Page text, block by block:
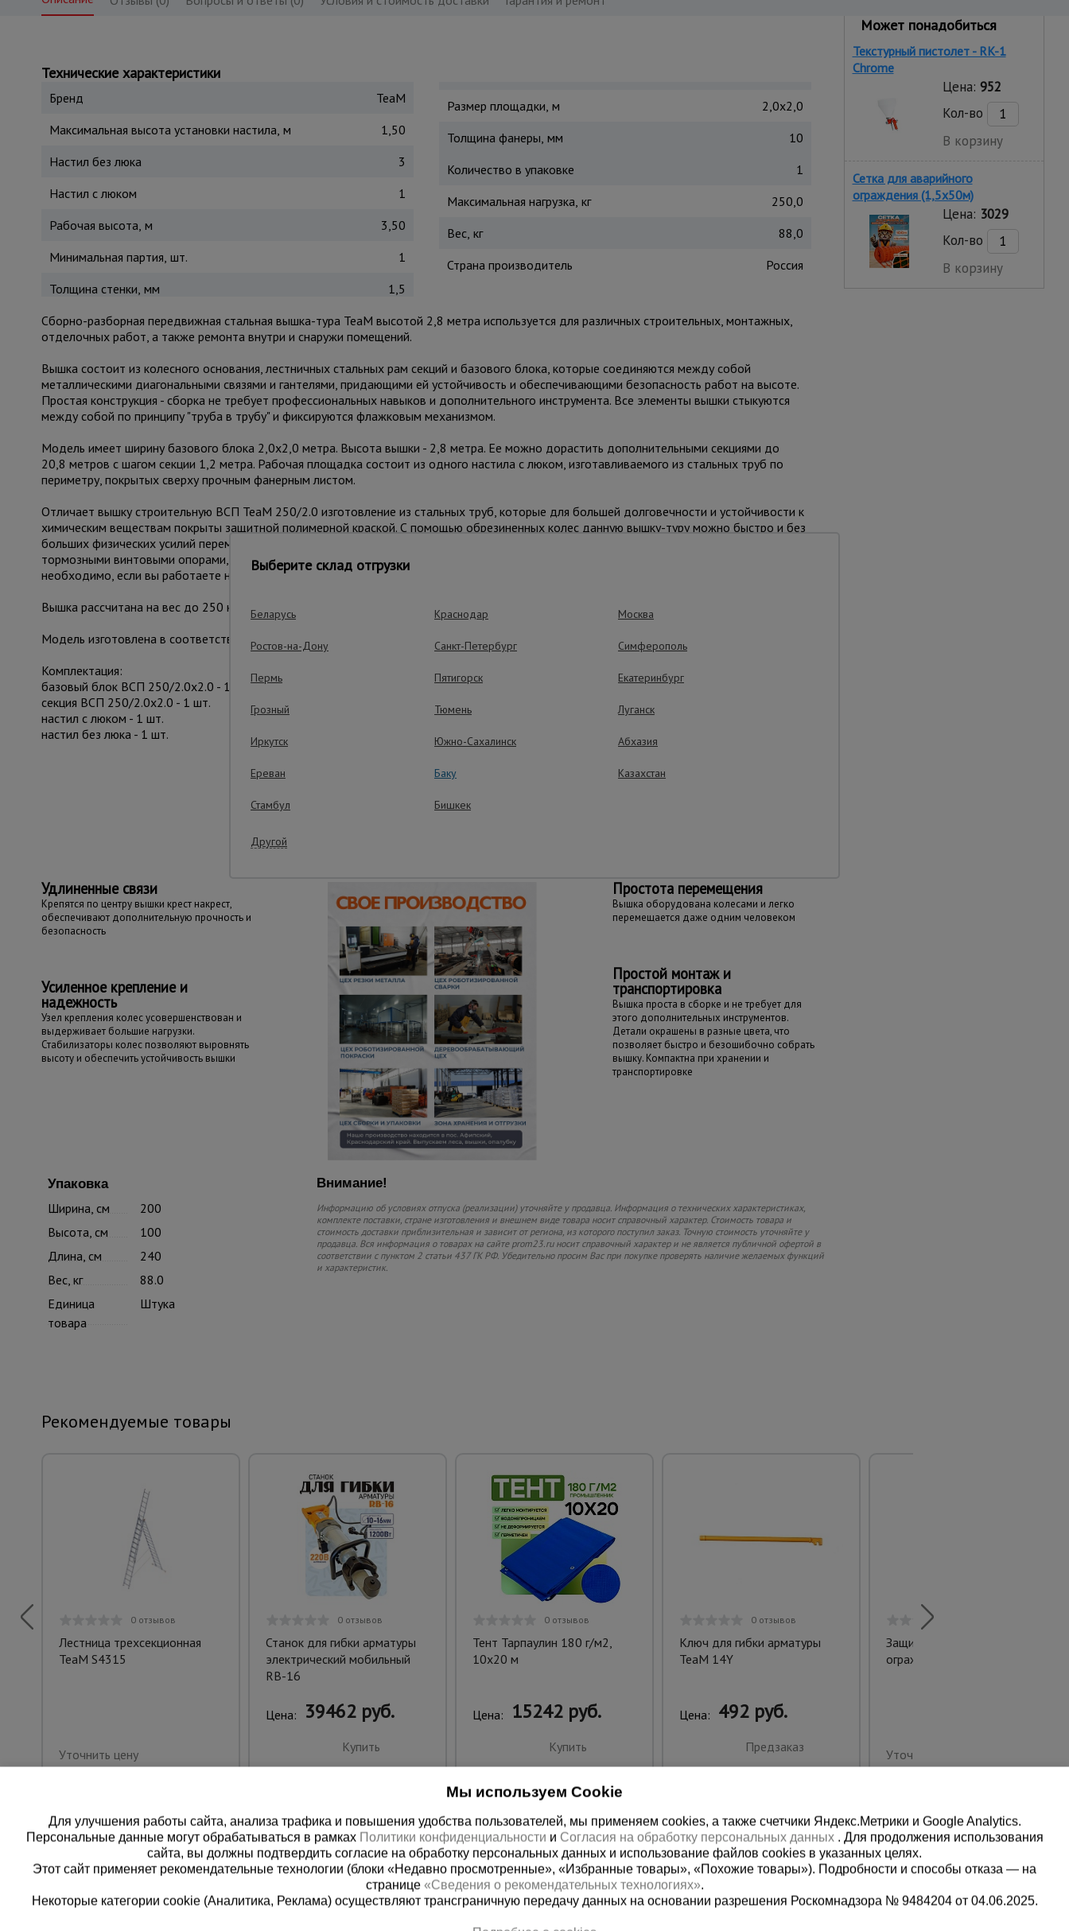
Технические характеристики
Бренд
TeaM
Максимальная высота установки настила, м
1,50
Настил без люка
3
Настил с люком
1
Рабочая высота, м
3,50
Минимальная партия, шт.
1
Толщина стенки, мм
1,5
Размер площадки, м
2,0x2,0
Толщина фанеры, мм
10
Количество в упаковке
1
Максимальная нагрузка, кг
250,0
Вес, кг
88,0
Страна производитель
Россия
Сборно-разборная передвижная стальная вышка-тура TeaM высотой 2,8 метра используется для различных строительных, монтажных,
отделочных работ, а также ремонта внутри и снаружи помещений.
Вышка состоит из колесного основания, лестничных стальных рам секций и базового блока, которые соединяются между собой
металлическими диагональными связями и гантелями, придающими ей устойчивость и обеспечивающими безопасность работ на высоте.
Простая конструкция - сборка не требует профессиональных навыков и дополнительного инструмента. Все элементы вышки стыкуются
между собой по принципу "труба в трубу" и фиксируются флажковым механизмом.
Модель имеет ширину базового блока 2,0х2,0 метра. Высота вышки - 2,8 метра. Ее можно дорастить дополнительными секциями до
20,8 метров с шагом секции 1,2 метра. Рабочая площадка состоит из одного настила с люком, изготавливаемого из стальных труб по
периметру, покрытых сверху прочным фанерным листом.
Отличает вышку строительную ВСП TeaM 250/2.0 изготовление из стальных труб, которые для большей долговечности и устойчивости к
химическим веществам покрыты защитной полимерной краской. С помощью обрезиненных колес данную вышку-туру можно быстро и без
больших физических усилий переместить с одного места на другое. В момент проведения работ вышку необходимо зафиксировать
тормозными винтовыми опорами, находящихся рядом с каждым колесом. Также ими можно тонко отрегулировать высоту вышки. Это
необходимо, если вы работаете на неровной площадке.
Вышка рассчитана на вес до 250 кг. На ней комфортно может разместиться рабочий с необходимым оборудованием.
Модель изготовлена в соответствии с требованиями ГОСТ Р 58755-2019.
Комплектация:
базовый блок ВСП 250/2.0х2.0 - 1 шт.
секция ВСП 250/2.0х2.0 - 1 шт.
настил с люком - 1 шт.
настил без люка - 1 шт.
Важные преимущества – эффективная работа
Удлиненные связи
Крепятся по центру вышки крест накрест,
обеспечивают дополнительную прочность и
безопасность
Усиленное крепление и
надежность
Узел крепления колес усовершенствован и
выдерживает большие нагрузки.
Стабилизаторы колес позволяют выровнять
высоту и обеспечить устойчивость вышки
Простота перемещения
Вышка оборудована колесами и легко
перемещается даже одним человеком
Простой монтаж и
транспортировка
Вышка проста в сборке и не требует для
этого дополнительных инструментов.
Детали окрашены в разные цвета, что
позволяет быстро и безошибочно собрать
вышку. Компактна при хранении и
транспортировке
Упаковка
Ширина, см
200
Высота, см
100
Длина, см
240
Вес, кг
88.0
Единица
товара
Штука
Внимание!
Информацию об условиях отпуска (реализации) уточняйте у продавца. Информация о технических характеристиках,
комплекте поставки, стране изготовления и внешнем виде товара носит справочный характер. Стоимость товара и
стоимость доставки приблизительная и зависит от региона, из которого поступил заказ. Точную стоимость уточняйте у
продавца. Вся информация о товарах на сайте prom23.ru носит справочный характер и не является публичной офертой в
соответствии с пунктом 2 статьи 437 ГК РФ. Убедительно просим Вас при покупке проверять наличие желаемых функций
и характеристик.
Может понадобиться
Текстурный пистолет - RK-1
Chrome
Цена: 952
Кол-во
В корзину
Сетка для аварийного
ограждения (1,5х50м)
Цена: 3029
Кол-во
В корзину
Рекомендуемые товары
0 отзывов
Лестница трехсекционная
TeaM S4315
Уточнить цену
0 отзывов
Станок для гибки арматуры
электрический мобильный
RB-16
Цена: 39462 руб.
Купить
0 отзывов
Тент Тарпаулин 180 г/м2,
10х20 м
Цена: 15242 руб.
Купить
0 отзывов
Ключ для гибки арматуры
TeaM 14Y
Цена: 492 руб.
Предзаказ
Защитное металлическое
ограждение 2,0 м
Уточнить цену
Выберите склад отгрузки
Беларусь Краснодар Москва
Ростов-на-Дону Санкт-Петербург Симферополь
Пермь Пятигорск Екатеринбург
Грозный Тюмень Луганск
Иркутск Южно-Сахалинск Абхазия
Ереван Баку Казахстан
Стамбул Бишкек
Другой
Мы используем Cookie
Для улучшения работы сайта, анализа трафика и повышения удобства пользователей, мы применяем cookies, а также счетчики Яндекс.Метрики и Google Analytics.
Персональные данные могут обрабатываться в рамках Политики конфиденциальности и Согласия на обработку персональных данных . Для продолжения использования
сайта, вы должны подтвердить согласие на обработку персональных данных и использование файлов cookies в указанных целях.
Этот сайт применяет рекомендательные технологии (блоки «Недавно просмотренные», «Избранные товары», «Похожие товары»). Подробности и способы отказа — на
странице «Сведения о рекомендательных технологиях».
Некоторые категории cookie (Аналитика, Реклама) осуществляют трансграничную передачу данных на основании разрешения Роскомнадзора № 9484204 от 04.06.2025.